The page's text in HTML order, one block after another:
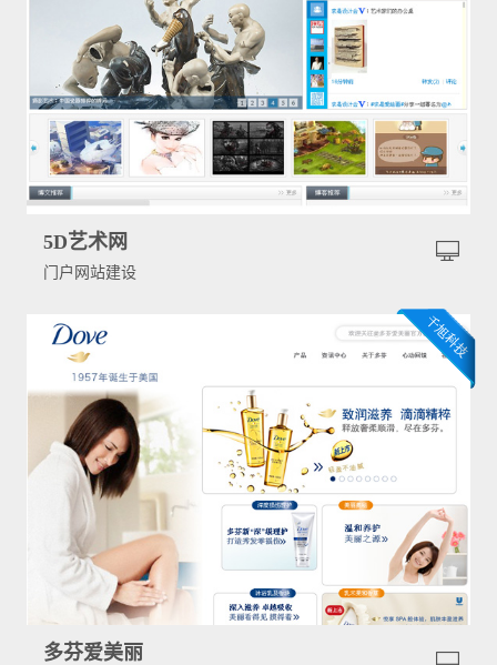
5D艺术网
门户网站建设
多芬爱美丽